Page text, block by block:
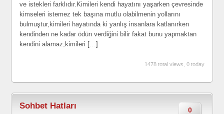
ve istekleri farklıdır.Kimileri kendi hayatını yaşarken çevresinde
kimseleri istemez tek başına mutlu olabilmenin yollarını
bulmuştur,kimileri hayatında ki yanlış insanlara katlanırken
kendinden ne kadar ödün verdiğini bilir fakat bunu yapmaktan
kendini alamaz,kimileri […]
1478 total views, 0 today
0
Sohbet Hatları